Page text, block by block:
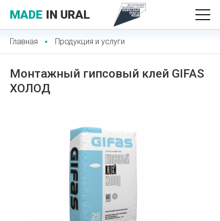
MADE IN URAL
Главная Продукция и услуги
Монтажный гипсовый клей GIFAS
ХОЛОД